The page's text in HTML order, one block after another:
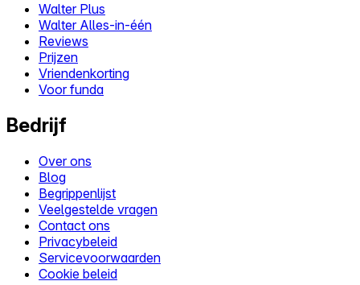
Walter Plus
Walter Alles-in-één
Reviews
Prijzen
Vriendenkorting
Voor funda
Bedrijf
Over ons
Blog
Begrippenlijst
Veelgestelde vragen
Contact ons
Privacybeleid
Servicevoorwaarden
Cookie beleid